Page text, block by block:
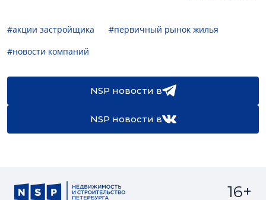
#акции застройщика
#первичный рынок жилья
#новости компаний
NSP новости в
NSP новости в
16+